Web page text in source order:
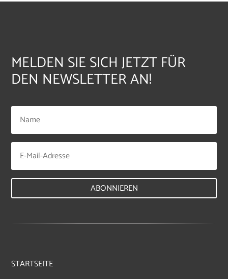
MELDEN SIE SICH JETZT FÜR
DEN NEWSLETTER AN!
ABONNIEREN
STARTSEITE